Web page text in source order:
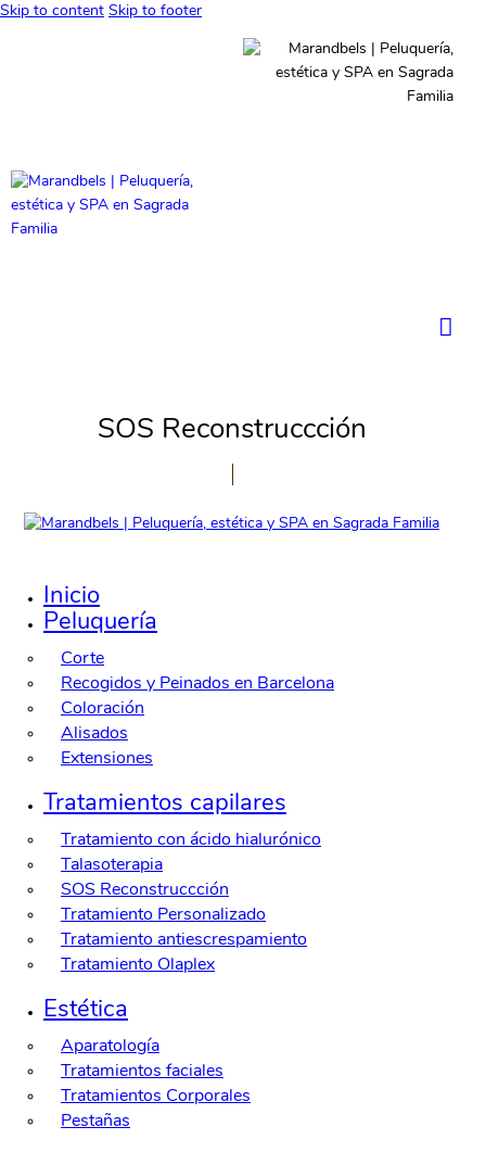
Skip to content Skip to footer
SOS Reconstruccción
Inicio
Peluquería
Corte
Recogidos y Peinados en Barcelona
Coloración
Alisados
Extensiones
Tratamientos capilares
Tratamiento con ácido hialurónico
Talasoterapia
SOS Reconstruccción
Tratamiento Personalizado
Tratamiento antiescrespamiento
Tratamiento Olaplex
Estética
Aparatología
Tratamientos faciales
Tratamientos Corporales
Pestañas